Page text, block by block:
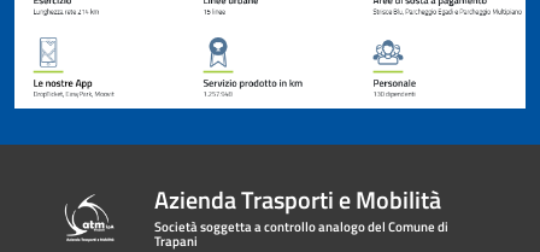
Azienda Trasporti e Mobilità
Società soggetta a controllo analogo del Comune di
Trapani